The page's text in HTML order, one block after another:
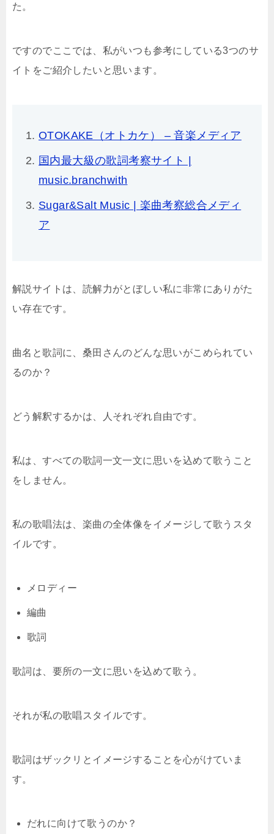
た。
ですのでここでは、私がいつも参考にしている3つのサ
イトをご紹介したいと思います。
OTOKAKE（オトカケ） – 音楽メディア
国内最大級の歌詞考察サイト |
music.branchwith
Sugar&Salt Music | 楽曲考察総合メディ
ア
解説サイトは、読解力がとぼしい私に非常にありがた
い存在です。
曲名と歌詞に、桑田さんのどんな思いがこめられてい
るのか？
どう解釈するかは、人それぞれ自由です。
私は、すべての歌詞一文一文に思いを込めて歌うこと
をしません。
私の歌唱法は、楽曲の全体像をイメージして歌うスタ
イルです。
メロディー
編曲
歌詞
歌詞は、要所の一文に思いを込めて歌う。
それが私の歌唱スタイルです。
歌詞はザックリとイメージすることを心がけていま
す。
だれに向けて歌うのか？